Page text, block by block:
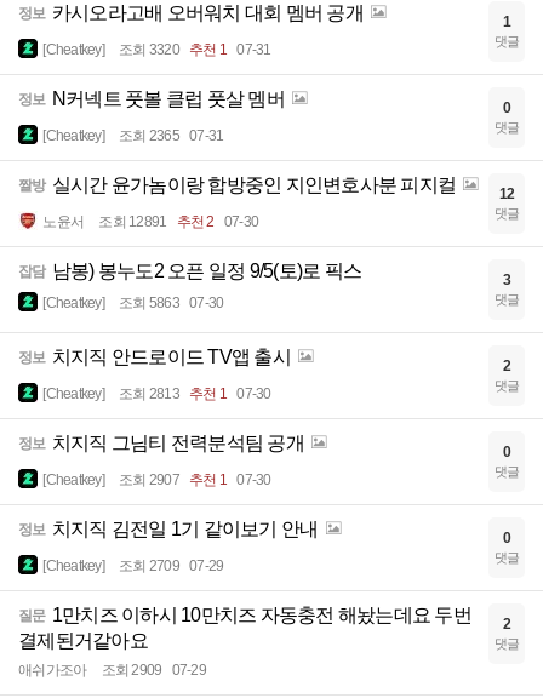
정보 카시오라고배 오버워치 대회 멤버 공개
[Cheatkey] 조회 3320 추천 1 07-31
1
댓글
정보 N커넥트 풋볼 클럽 풋살 멤버
[Cheatkey] 조회 2365 07-31
0
댓글
짤방 실시간 윤가놈이랑 합방중인 지인변호사분 피지컬
노윤서 조회 12891 추천 2 07-30
12
댓글
잡담 남봉) 봉누도2 오픈 일정 9/5(토)로 픽스
[Cheatkey] 조회 5863 07-30
3
댓글
정보 치지직 안드로이드 TV앱 출시
[Cheatkey] 조회 2813 추천 1 07-30
2
댓글
정보 치지직 그님티 전력분석팀 공개
[Cheatkey] 조회 2907 추천 1 07-30
0
댓글
정보 치지직 김전일 1기 같이보기 안내
[Cheatkey] 조회 2709 07-29
0
댓글
질문 1만치즈 이하시 10만치즈 자동충전 해놨는데요 두번
결제된거같아요
애쉬가조아 조회 2909 07-29
2
댓글